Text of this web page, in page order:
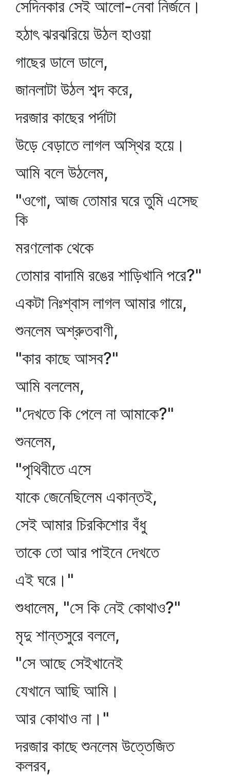
সেদিনকার সেই আলো-নেবা নির্জনে।
হঠাৎ ঝরঝরিয়ে উঠল হাওয়া
গাছের ডালে ডালে,
জানলাটা উঠল শব্দ করে,
দরজার কাছের পর্দাটা
উড়ে বেড়াতে লাগল অস্থির হয়ে।
আমি বলে উঠলেম,
"ওগো, আজ তোমার ঘরে তুমি এসেছ
কি
মরণলোক থেকে
তোমার বাদামি রঙের শাড়িখানি পরে?"
একটা নিঃশ্বাস লাগল আমার গায়ে,
শুনলেম অশ্রুতবাণী,
"কার কাছে আসব?"
আমি বললেম,
"দেখতে কি পেলে না আমাকে?"
শুনলেম,
"পৃথিবীতে এসে
যাকে জেনেছিলেম একান্তই,
সেই আমার চিরকিশোর বঁধু
তাকে তো আর পাইনে দেখতে
এই ঘরে।"
শুধালেম, "সে কি নেই কোথাও?"
মৃদু শান্তসুরে বললে,
"সে আছে সেইখানেই
যেখানে আছি আমি।
আর কোথাও না।"
দরজার কাছে শুনলেম উত্তেজিত
কলরব,